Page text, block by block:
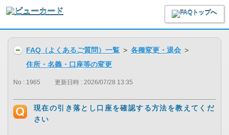
FAQ（よくあるご質問）一覧 > 各種変更・退会 >
住所・名義・口座等の変更
No : 1965 更新日時 : 2026/07/28 13:35
現在の引き落とし口座を確認する方法を教えてくだ
さい